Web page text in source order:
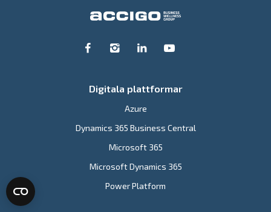
Digitala plattformar
Azure
Dynamics 365 Business Central
Microsoft 365
Microsoft Dynamics 365
Power Platform